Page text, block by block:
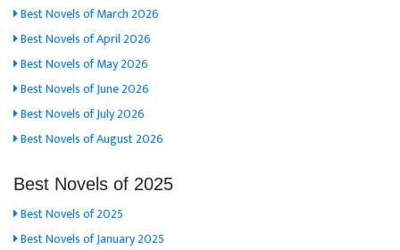
Best Novels of March 2026
Best Novels of April 2026
Best Novels of May 2026
Best Novels of June 2026
Best Novels of July 2026
Best Novels of August 2026
Best Novels of 2025
Best Novels of 2025
Best Novels of January 2025